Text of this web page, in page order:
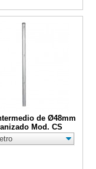
de Ø48mm
Mod. CS
de Ø48mm